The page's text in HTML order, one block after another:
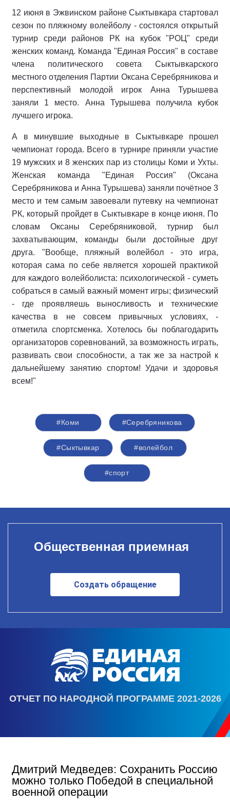
12 июня в Эжвинском районе Сыктывкара стартовал
сезон по пляжному волейболу - состоялся открытый
турнир среди районов РК на кубок "РОЦ" среди
женских команд. Команда "Единая Россия" в составе
члена политического совета Сыктывкарского
местного отделения Партии Оксана Серебряникова и
перспективный молодой игрок Анна Турышева
заняли 1 место. Анна Турышева получила кубок
лучшего игрока.
А в минувшие выходные в Сыктывкаре прошел
чемпионат города. Всего в турнире приняли участие
19 мужских и 8 женских пар из столицы Коми и Ухты.
Женская команда "Единая Россия" (Оксана
Серебряникова и Анна Турышева) заняли почётное 3
место и тем самым завоевали путевку на чемпионат
РК, который пройдет в Сыктывкаре в конце июня. По
словам Оксаны Серебряниковой, турнир был
захватывающим, команды были достойные друг
друга. "Вообще, пляжный волейбол - это игра,
которая сама по себе является хорошей практикой
для каждого волейболиста: психологической - суметь
собраться в самый важный момент игры; физический
- где проявляешь выносливость и технические
качества в не совсем привычных условиях, -
отметила спортсменка. Хотелось бы поблагодарить
организаторов соревнований, за возможность играть,
развивать свои способности, а так же за настрой к
дальнейшему занятию спортом! Удачи и здоровья
всем!"
#Коми #Серебряникова
#Сыктывкар #волейбол
#спорт
Общественная приемная
Создать обращение
ОТЧЕТ ПО НАРОДНОЙ ПРОГРАММЕ 2021-2026
Дмитрий Медведев: Сохранить Россию
можно только Победой в специальной
военной операции